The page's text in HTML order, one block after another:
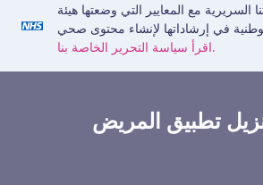
السريرية مع المعايير التي وضعتها هيئة
اقرأ سياسة التحرير الخاصة بنا.
تطبيق المريض